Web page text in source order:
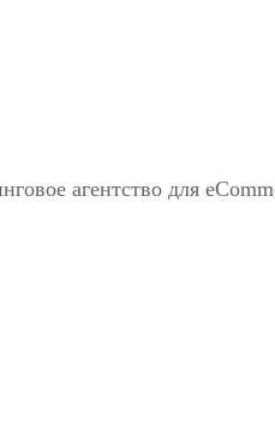
агентство для